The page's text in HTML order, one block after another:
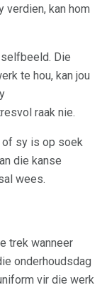
verdien, kan hom
Die
te hou, kan jou
raak nie.
of sy is op soek
die kanse
wees.
trek wanneer
onderhoudsdag
vir die werk